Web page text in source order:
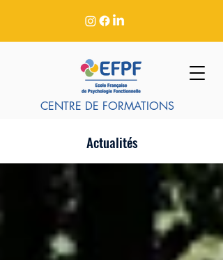
CENTRE DE FORMATIONS
Actualités